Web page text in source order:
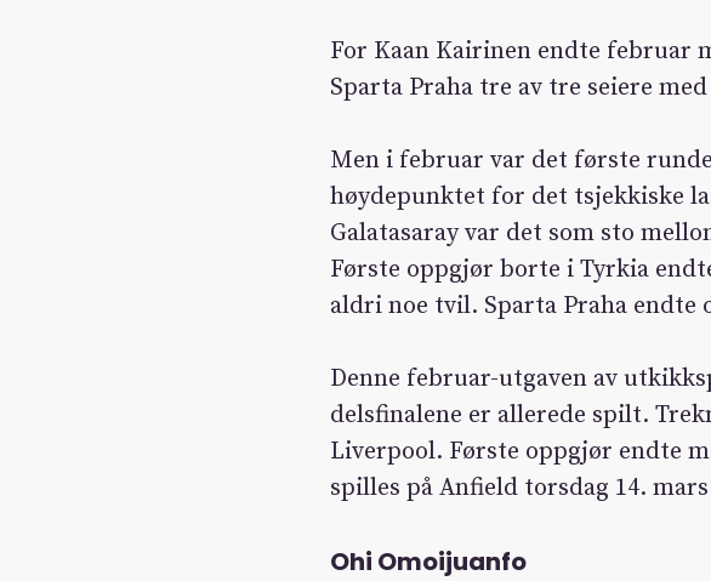
For Kaan Kairinen endte februar
Sparta Praha tre av tre seiere
Men i februar var det første
høydepunktet for det tsjekkiske
Galatasaray var det som sto
Første oppgjør borte i Tyrkia
aldri noe tvil. Sparta Praha endte
Denne februar-utgaven av
delsfinalene er allerede spilt.
Liverpool. Første oppgjør endte
spilles på Anfield torsdag 14.
Ohi Omoijuanfo